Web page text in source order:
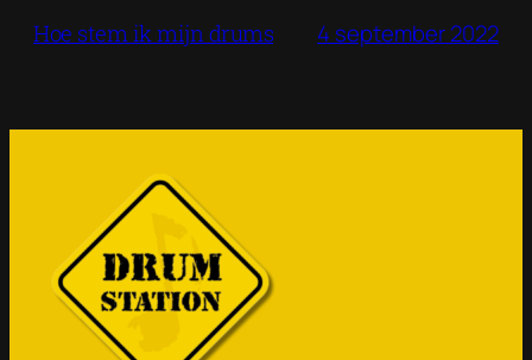
Hoe stem ik mijn drums 4 september 2022